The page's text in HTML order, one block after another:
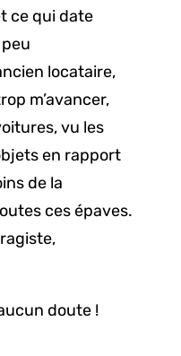
ce qui date
peu
locataire,
m’avancer,
vu les
en rapport
de la
ces épaves.
doute !